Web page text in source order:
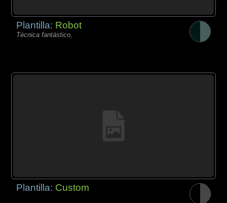
Plantilla: Robot
Técnica fantástico,
Plantilla: Custom